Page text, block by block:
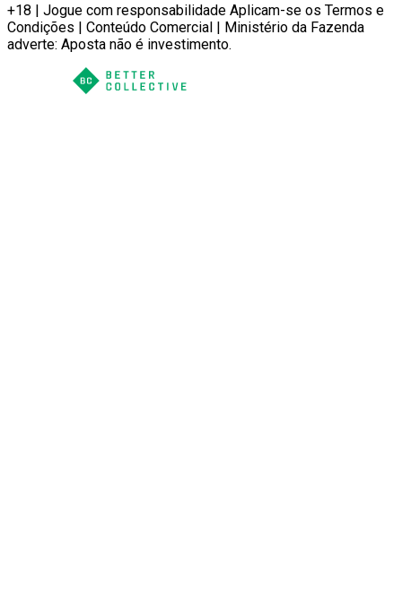
+18 | Jogue com responsabilidade Aplicam-se os Termos e
Condições | Conteúdo Comercial | Ministério da Fazenda
adverte: Aposta não é investimento.